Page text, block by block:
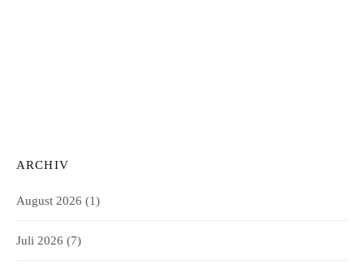
ARCHIV
August 2026 (1)
Juli 2026 (7)